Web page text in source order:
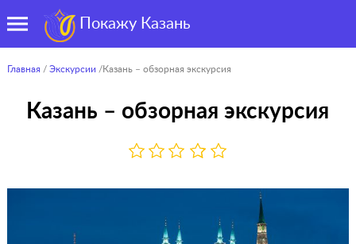
Покажу Казань
Главная / Экскурсии /Казань – обзорная экскурсия
Казань – обзорная экскурсия